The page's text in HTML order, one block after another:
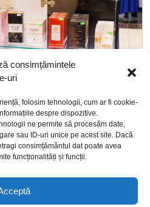
consimțămintele
uri
folosim tehnologii, cum ar fi cookie-
despre dispozitive.
ne permite să procesăm date,
sau ID-uri unice pe acest site. Dacă
consimțământul dat poate avea
funcționalități și funcții.